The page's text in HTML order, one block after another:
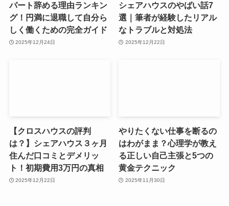
パート辞める理由ランキン
グ！円満に退職して自分ら
しく働くための完全ガイド
2025年12月24日
シェアハウスのやばい話7
選｜筆者が経験したリアル
なトラブルと対処法
2025年12月22日
【クロスハウスの評判
は？】シェアハウス３ヶ月
住んだ口コミとデメリッ
ト！初期費用3万円の真相
2025年12月22日
やりたくない仕事を断るの
はわがまま？心理学が教え
る正しい自己主張と5つの
黄金テクニック
2025年11月30日